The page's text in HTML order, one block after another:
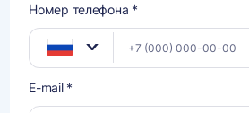
Номер телефона *
E-mail *